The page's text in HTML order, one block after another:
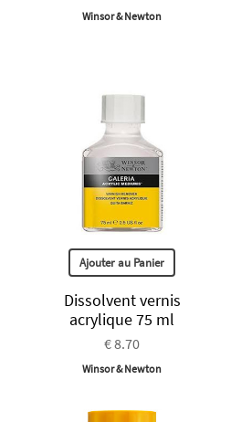
Winsor & Newton
Ajouter au Panier
Dissolvent vernis
acrylique 75 ml
€ 8.70
Winsor & Newton